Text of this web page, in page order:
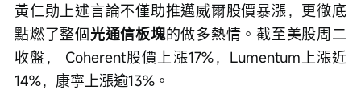
黃仁勛上述言論不僅助推邁威爾股價暴漲，更徹底
點燃了整個光通信板塊的做多熱情。截至美股周二
收盤， Coherent股價上漲17%，Lumentum上漲近
14%，康寧上漲逾13%。